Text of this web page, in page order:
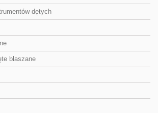
dętych
blaszane